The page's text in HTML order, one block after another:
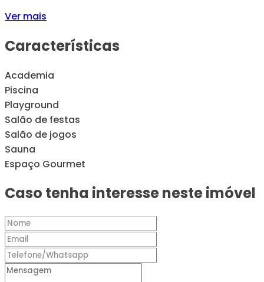
Ver mais
Características
Academia
Piscina
Playground
Salão de festas
Salão de jogos
Sauna
Espaço Gourmet
Caso tenha interesse neste imóvel